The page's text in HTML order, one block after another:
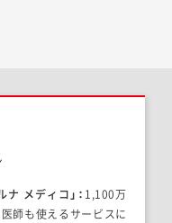
メディコ」： 1,100万
師も使えるサービスに